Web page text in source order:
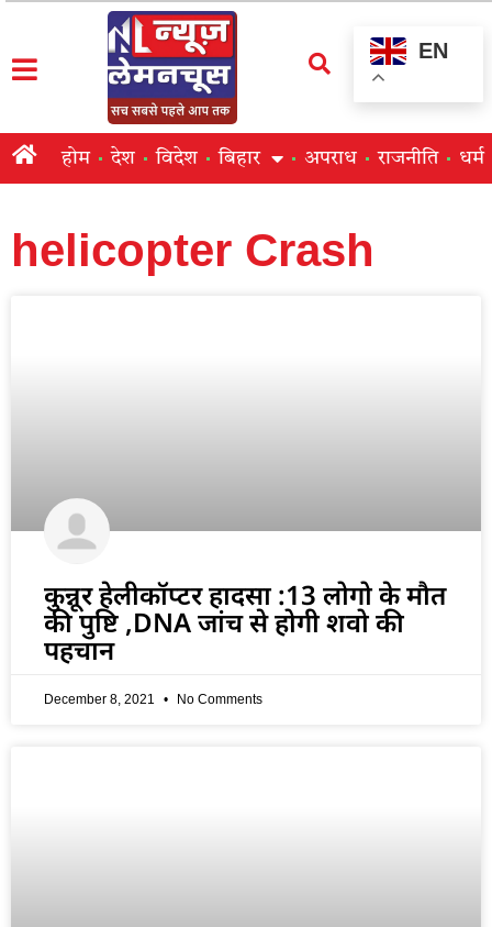
EN
होम देश विदेश बिहार अपराध राजनीति धर्म
helicopter Crash
कुन्नूर हेलीकॉप्टर हादसा :13 लोगो के मौत
की पुष्टि ,DNA जांच से होगी शवो की
पहचान
December 8, 2021 No Comments